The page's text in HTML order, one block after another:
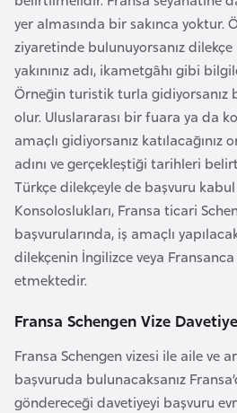
yer almasında bir sakınca yoktur.
ziyaretinde bulunuyorsanız dilekçe
yakınınız adı, ikametgâhı gibi
Örneğin turistik turla
olur. Uluslararası bir fuara ya da
amaçlı gidiyorsanız katılacağınız
adını ve gerçekleştiği tarihleri
Türkçe dilekçeyle de başvuru
Konsoloslukları, Fransa ticari
başvurularında, iş amaçlı
dilekçenin İngilizce veya Fransanca
etmektedir.
Fransa Schengen Vize
Fransa Schengen vizesi ile aile ve
başvuruda bulunacaksanız
göndereceği davetiyeyi başvuru
y
a
d
S
i
i